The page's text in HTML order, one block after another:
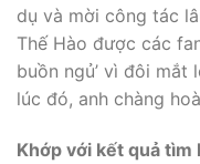
dụ và mời công tác
Thế Hào được các
buồn ngủ’ vì đôi
lúc đó, anh chàng
Khớp với kết quả tìm